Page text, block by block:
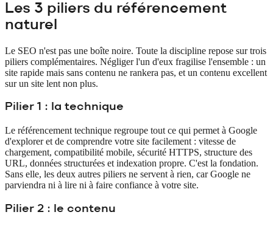
Les 3 piliers du référencement
naturel
Le SEO n'est pas une boîte noire. Toute la discipline repose sur trois
piliers complémentaires. Négliger l'un d'eux fragilise l'ensemble : un
site rapide mais sans contenu ne rankera pas, et un contenu excellent
sur un site lent non plus.
Pilier 1 : la technique
Le référencement technique regroupe tout ce qui permet à Google
d'explorer et de comprendre votre site facilement : vitesse de
chargement, compatibilité mobile, sécurité HTTPS, structure des
URL, données structurées et indexation propre. C'est la fondation.
Sans elle, les deux autres piliers ne servent à rien, car Google ne
parviendra ni à lire ni à faire confiance à votre site.
Pilier 2 : le contenu